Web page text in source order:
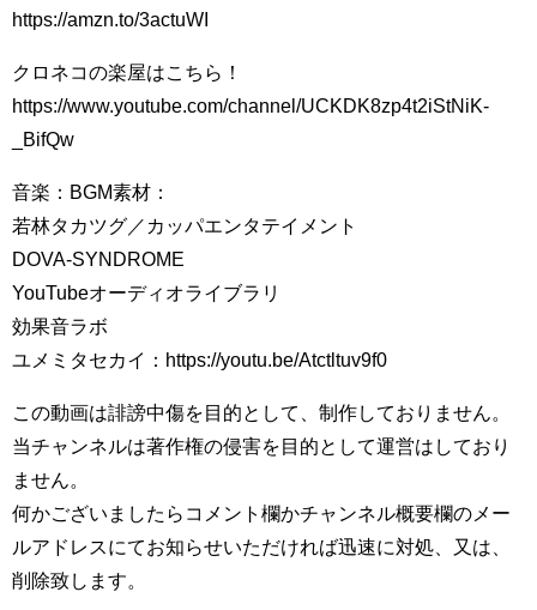
https://amzn.to/3actuWI
クロネコの楽屋はこちら！
https://www.youtube.com/channel/UCKDK8zp4t2iStNiK-
_BifQw
音楽：BGM素材：
若林タカツグ／カッパエンタテイメント
DOVA-SYNDROME
YouTubeオーディオライブラリ
効果音ラボ
ユメミタセカイ：https://youtu.be/Atctltuv9f0
この動画は誹謗中傷を目的として、制作しておりません。
当チャンネルは著作権の侵害を目的として運営はしており
ません。
何かございましたらコメント欄かチャンネル概要欄のメー
ルアドレスにてお知らせいただければ迅速に対処、又は、
削除致します。